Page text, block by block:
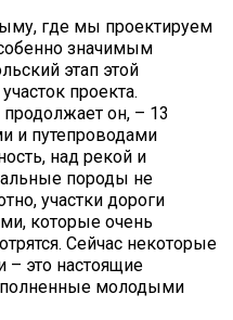
где мы проектируем
значимым
этап этой
проекта.
он, – 13
и путепроводами
над рекой и
породы не
участки дороги
которые очень
Сейчас некоторые
– это настоящие
молодыми